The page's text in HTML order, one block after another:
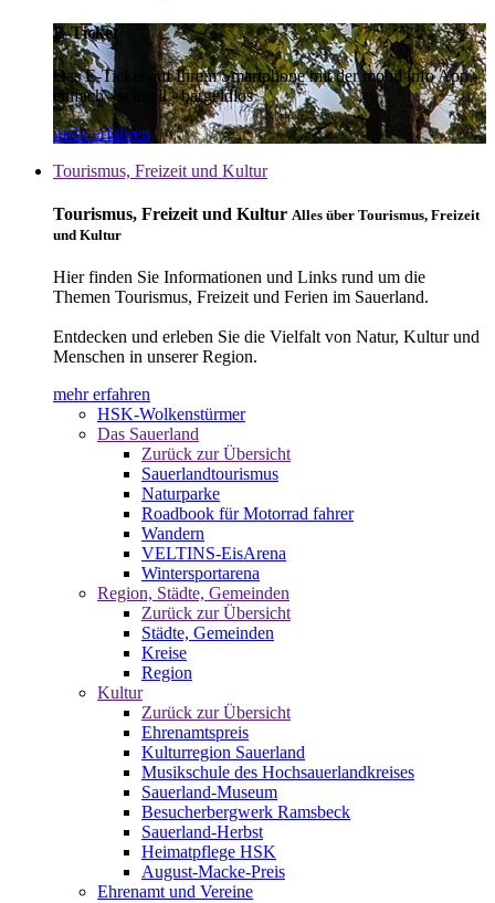
E-Ticket
Das E-Ticket auf Ihrem Smartphone mit der mobil info App -
einfach - schnell - bargeldlos
mehr erfahren
Tourismus, Freizeit und Kultur
Tourismus, Freizeit und Kultur Alles über Tourismus, Freizeit
und Kultur
Hier finden Sie Informationen und Links rund um die
Themen Tourismus, Freizeit und Ferien im Sauerland.
Entdecken und erleben Sie die Vielfalt von Natur, Kultur und
Menschen in unserer Region.
mehr erfahren
HSK-Wolkenstürmer
Das Sauerland
Zurück zur Übersicht
Sauerlandtourismus
Naturparke
Roadbook für Motorrad fahrer
Wandern
VELTINS-EisArena
Wintersportarena
Region, Städte, Gemeinden
Zurück zur Übersicht
Städte, Gemeinden
Kreise
Region
Kultur
Zurück zur Übersicht
Ehrenamtspreis
Kulturregion Sauerland
Musikschule des Hochsauerlandkreises
Sauerland-Museum
Besucherbergwerk Ramsbeck
Sauerland-Herbst
Heimatpflege HSK
August-Macke-Preis
Ehrenamt und Vereine